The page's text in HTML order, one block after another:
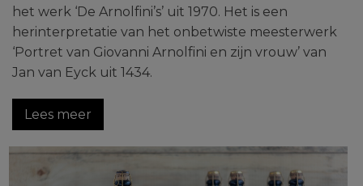
het werk ‘De Arnolfini’s’ uit 1970. Het is een
herinterpretatie van het onbetwiste meesterwerk
‘Portret van Giovanni Arnolfini en zijn vrouw’ van
Jan van Eyck uit 1434.
Lees meer